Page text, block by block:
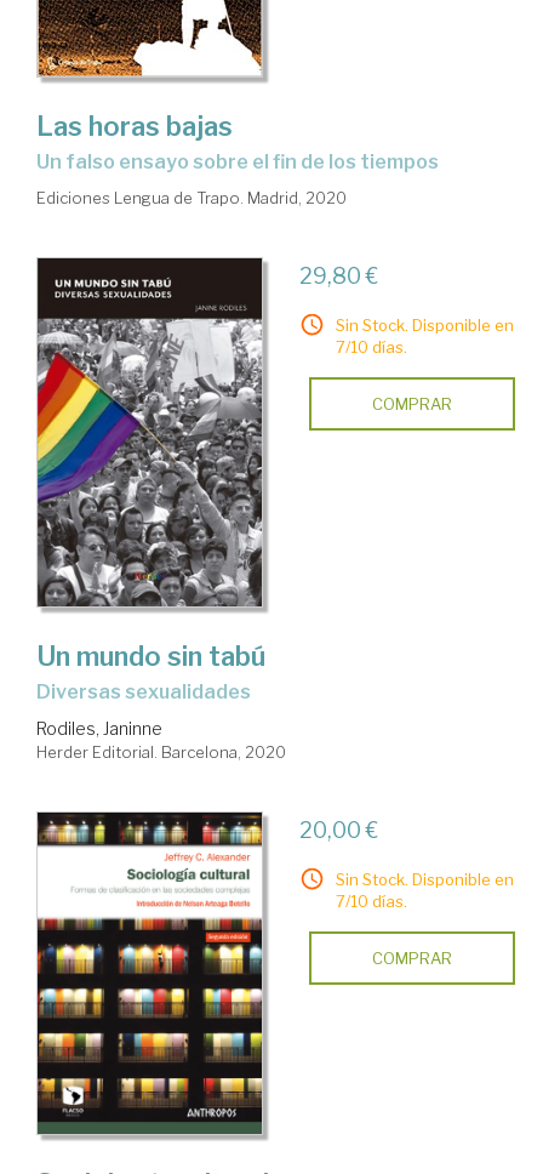
Las horas bajas
Un falso ensayo sobre el fin de los tiempos
Ediciones Lengua de Trapo. Madrid, 2020
29,80 €
Sin Stock. Disponible en
7/10 días.
COMPRAR
Un mundo sin tabú
Diversas sexualidades
Rodiles, Janinne
Herder Editorial. Barcelona, 2020
20,00 €
Sin Stock. Disponible en
7/10 días.
COMPRAR